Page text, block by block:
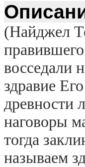
(Найджел
восседали
здравие
древности
наговоры
тогда
называем